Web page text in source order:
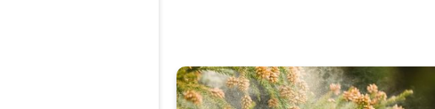
¿Cómo medimos el polen?. Alergias. . .